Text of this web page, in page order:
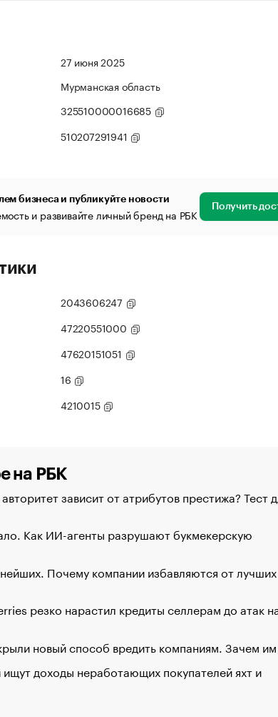
27 июня 2025
Мурманская область
325510000016685
510207291941
бизнеса и публикуйте новости
и развивайте личный бренд на РБК Получить
2043606247
47220551000
47620151051
16
4210015
на РБК
зависит от атрибутов престижа? Тест
Как ИИ-агенты разрушают букмекерскую
Почему компании избавляются от лучших
резко нарастил кредиты селлерам до атак
новый способ вредить компаниям. Зачем
ищут доходы неработающих покупателей яхт и